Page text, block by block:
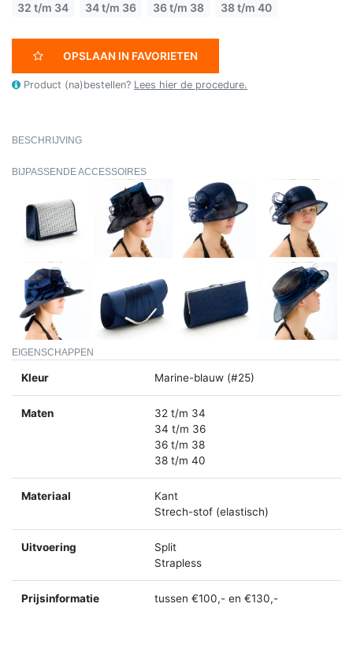
32 t/m 34 34 t/m 36 36 t/m 38 38 t/m 40
OPSLAAN IN FAVORIETEN
Product (na)bestellen? Lees hier de procedure.
BESCHRIJVING
BIJPASSENDE ACCESSOIRES
EIGENSCHAPPEN
Kleur Marine-blauw (#25)
Maten
32 t/m 34
34 t/m 36
36 t/m 38
38 t/m 40
Materiaal
Kant
Strech-stof (elastisch)
Uitvoering
Split
Strapless
Prijsinformatie tussen €100,- en €130,-